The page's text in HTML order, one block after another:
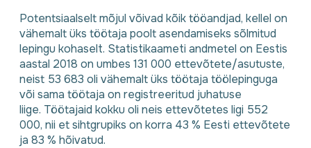
Potentsiaalselt mõjul võivad kõik tööandjad, kellel on
vähemalt üks töötaja poolt asendamiseks sõlmitud
lepingu kohaselt. Statistikaameti andmetel on Eestis
aastal 2018 on umbes 131 000 ettevõtete/asutuste,
neist 53 683 oli vähemalt üks töötaja töölepinguga
või sama töötaja on registreeritud juhatuse
liige. Töötajaid kokku oli neis ettevõtetes ligi 552
000, nii et sihtgrupiks on korra 43 % Eesti ettevõtete
ja 83 % hõivatud.